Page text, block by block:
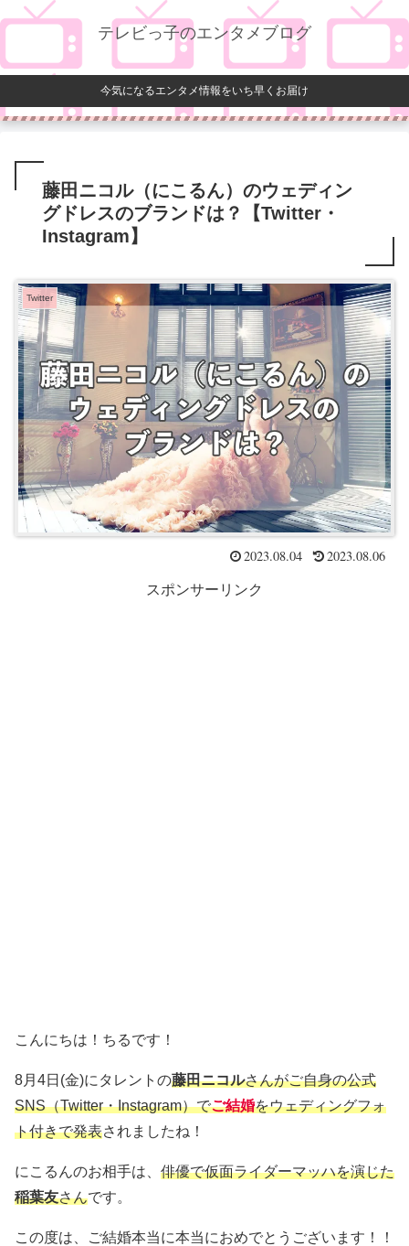
テレビっ子のエンタメブログ
今気になるエンタメ情報をいち早くお届け
藤田ニコル（にこるん）のウェディン
グドレスのブランドは？【Twitter・
Instagram】
Twitter
2023.08.04 2023.08.06
スポンサーリンク
こんにちは！ちるです！
8月4日(金)にタレントの藤田ニコルさんがご自身の公式
SNS（Twitter・Instagram）でご結婚をウェディングフォ
ト付きで発表されましたね！
にこるんのお相手は、 俳優で仮面ライダーマッハを演じた
稲葉友さんです。
この度は、ご結婚本当に本当におめでとうございます！！